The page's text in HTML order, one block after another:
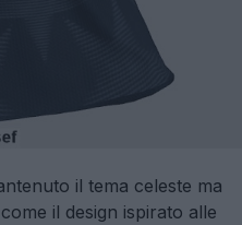
il tema celeste ma
il design ispirato alle